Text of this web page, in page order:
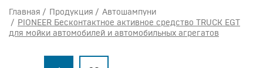
Главная Продукция
Автошампуни
PIONEER Бесконтактное активное средство TRUCK EGT
для мойки автомобилей и автомобильных агрегатов